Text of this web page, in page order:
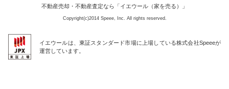
不動産売却・不動産査定なら「イエウール（家を売る）」
Copyright(c)2014 Speee, Inc. All rights reserved.
イエウールは、東証スタンダード市場に上場している株式会社Speeeが
運営しています。